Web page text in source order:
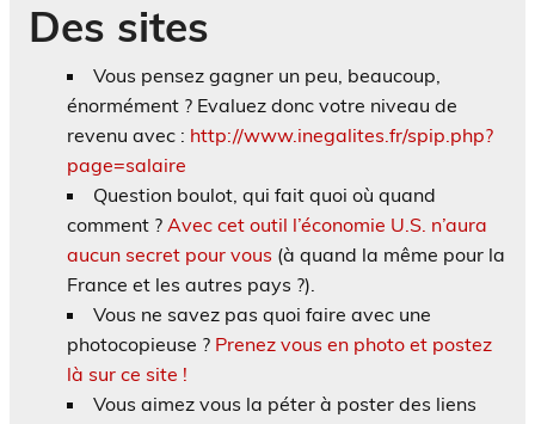
Des sites
Vous pensez gagner un peu, beaucoup,
énormément ? Evaluez donc votre niveau de
revenu avec : http://www.inegalites.fr/spip.php?
page=salaire
Question boulot, qui fait quoi où quand
comment ? Avec cet outil l’économie U.S. n’aura
aucun secret pour vous (à quand la même pour la
France et les autres pays ?).
Vous ne savez pas quoi faire avec une
photocopieuse ? Prenez vous en photo et postez
là sur ce site !
Vous aimez vous la péter à poster des liens